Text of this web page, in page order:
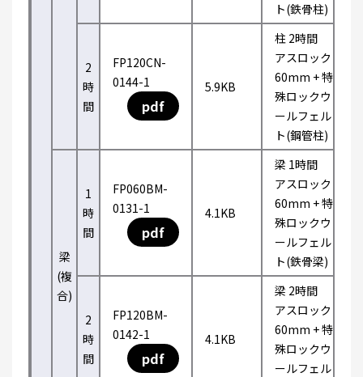
ト(鉄骨柱)
2
時
間
FP120CN-
0144-1
pdf
5.9KB
柱 2時間
アスロック
60mm + 特
殊ロックウ
ールフェル
ト(鋼管柱)
梁
(複
合)
1
時
間
FP060BM-
0131-1
pdf
4.1KB
梁 1時間
アスロック
60mm + 特
殊ロックウ
ールフェル
ト(鉄骨梁)
2
時
間
FP120BM-
0142-1
pdf
4.1KB
梁 2時間
アスロック
60mm + 特
殊ロックウ
ールフェル